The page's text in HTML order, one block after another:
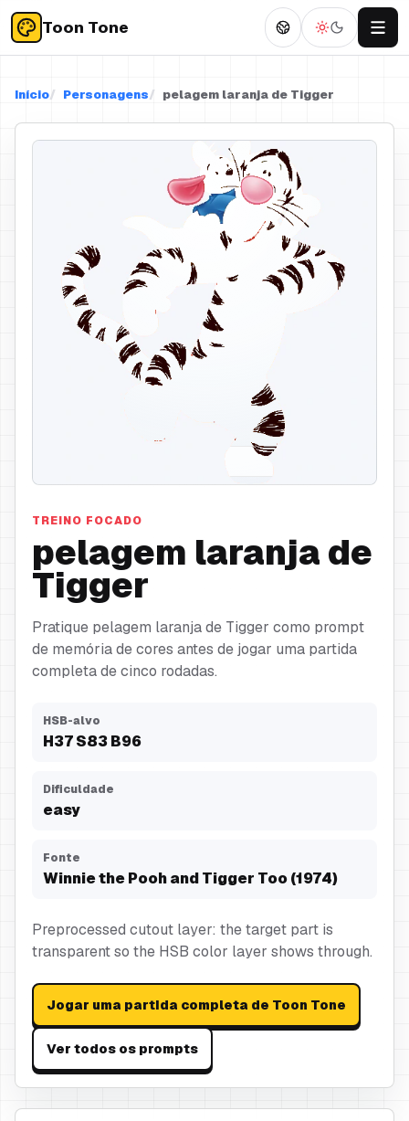
Toon Tone
Início Personagens pelagem laranja de Tigger
TREINO FOCADO
pelagem laranja de
Tigger
Pratique pelagem laranja de Tigger como prompt
de memória de cores antes de jogar uma partida
completa de cinco rodadas.
HSB-alvo
H37S83B96
Dificuldade
easy
Fonte
Winnie the Pooh and Tigger Too (1974)
Preprocessed cutout layer: the target part is
transparent so the HSB color layer shows through.
Jogar uma partida completa de Toon Tone
Ver todos os prompts